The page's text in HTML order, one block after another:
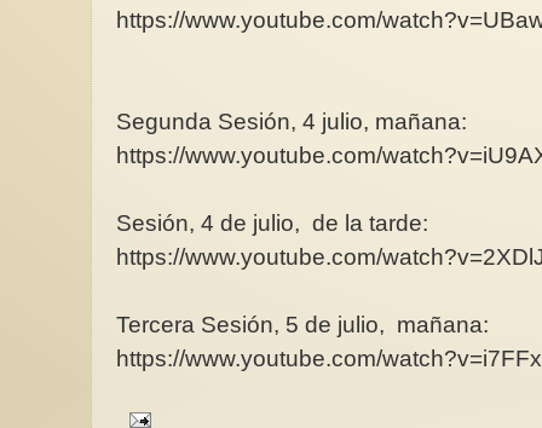
https://www.youtube.com/
Segunda Sesión, 4 julio, mañana:
https://www.youtube.com/
Sesión, 4 de julio, de la tarde:
https://www.youtube.com/
Tercera Sesión, 5 de julio, mañana:
https://www.youtube.com/